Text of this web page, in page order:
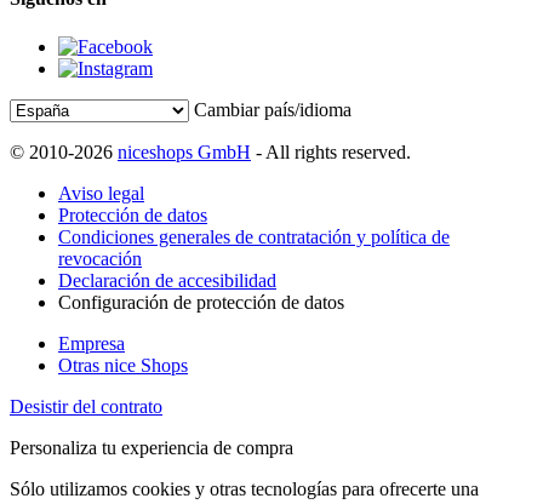
Cambiar país/idioma
© 2010-2026 niceshops GmbH - All rights reserved.
Aviso legal
Protección de datos
Condiciones generales de contratación y política de
revocación
Declaración de accesibilidad
Configuración de protección de datos
Empresa
Otras nice Shops
Desistir del contrato
Personaliza tu experiencia de compra
Sólo utilizamos cookies y otras tecnologías para ofrecerte una